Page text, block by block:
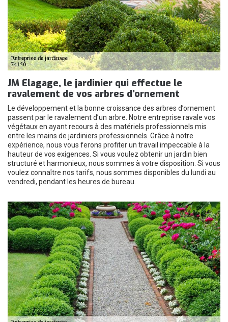
JM Elagage, le jardinier qui effectue le
ravalement de vos arbres d’ornement
Le développement et la bonne croissance des arbres d’ornement
passent par le ravalement d’un arbre. Notre entreprise ravale vos
végétaux en ayant recours à des matériels professionnels mis
entre les mains de jardiniers professionnels. Grâce à notre
expérience, nous vous ferons profiter un travail impeccable à la
hauteur de vos exigences. Si vous voulez obtenir un jardin bien
structuré et harmonieux, nous sommes à votre disposition. Si vous
voulez connaître nos tarifs, nous sommes disponibles du lundi au
vendredi, pendant les heures de bureau.